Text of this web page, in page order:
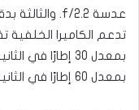
بمعدل 60 إطارًا في الثانية.